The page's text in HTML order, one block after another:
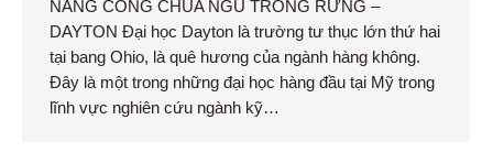
NÀNG CÔNG CHÚA NGỦ TRONG RỪNG –
DAYTON Đại học Dayton là trường tư thục lớn thứ hai
tại bang Ohio, là quê hương của ngành hàng không.
Đây là một trong những đại học hàng đầu tại Mỹ trong
lĩnh vực nghiên cứu ngành kỹ…